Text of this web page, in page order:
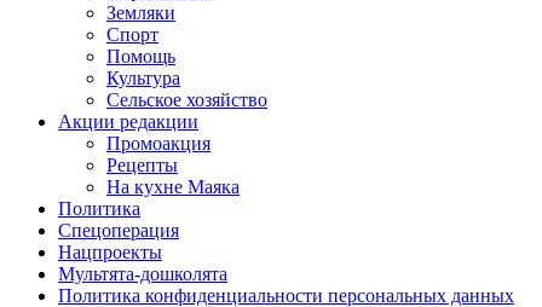
Земляки
Спорт
Помощь
Культура
Сельское хозяйство
Акции редакции
Промоакция
Рецепты
На кухне Маяка
Политика
Спецоперация
Нацпроекты
Мультята-дошколята
Политика конфиденциальности персональных данных